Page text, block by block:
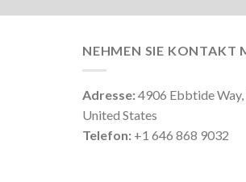
NEHMEN SIE KONTAKT
Adresse:4906 Ebbtide
United States
Telefon: +1 646 868 9032